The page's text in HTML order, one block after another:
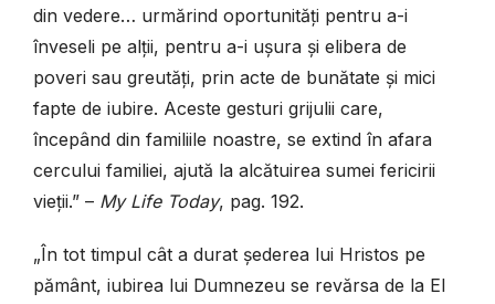
din vedere… urmărind oportunități pentru a-i
înveseli pe alții, pentru a-i ușura și elibera de
poveri sau greutăți, prin acte de bunătate și mici
fapte de iubire. Aceste gesturi grijulii care,
începând din familiile noastre, se extind în afara
cercului familiei, ajută la alcătui­rea sumei fericirii
vieții.” – My Life Today, pag. 192.
„În tot timpul cât a durat șederea lui Hristos pe
pământ, iubirea lui Dumnezeu se revărsa de la El